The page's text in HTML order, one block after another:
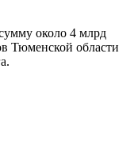
около 4 млрд
Тюменской области